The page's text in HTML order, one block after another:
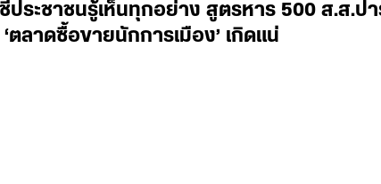
ชี้ประชาชนรู้เห็นทุกอย่าง สูตรหาร 500 ส.ส.
ตลาดซื้อขายนักการเมือง’ เกิดแน่